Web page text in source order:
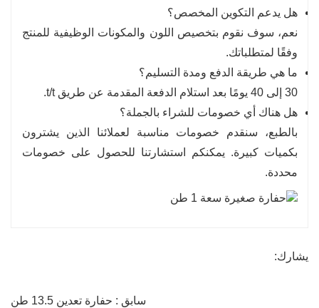
هل يدعم التكوين المخصص؟
نعم، سوف نقوم بتخصيص اللون والمكونات الوظيفية للمنتج
وفقًا لمتطلباتك.
ما هي طريقة الدفع ومدة التسليم؟
30 إلى 40 يومًا بعد استلام الدفعة المقدمة عن طريق t/t.
هل هناك أي خصومات للشراء بالجملة؟
بالطبع، سنقدم خصومات مناسبة لعملائنا الذين يشترون
بكميات كبيرة. يمكنكم استشارتنا للحصول على خصومات
محددة.
يشارك:
سابق : حفارة تعدين 13.5 طن